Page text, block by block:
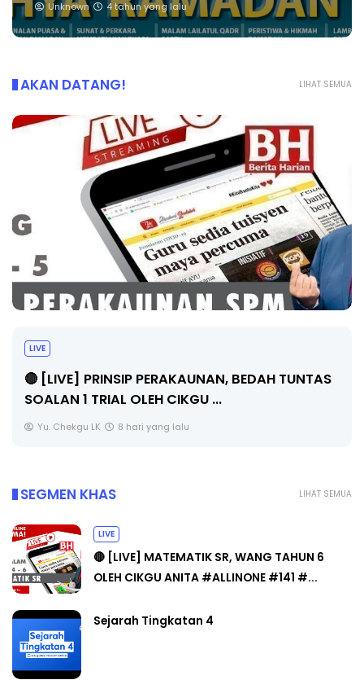
Unknown 4 tahun yang lalu
LIHAT SEMUA
AKAN DATANG!
BICARA PROFESIONAL 8 : TIMBALAN KETUA
PENGARAH PENDIDIKAN MALAYSIA
Unknown 10 hari yang lalu
LIHAT SEMUA
SEGMEN KHAS
LIVE
🔴 [LIVE] MATEMATIK SR, WANG TAHUN 6
OLEH CIKGU ANITA #ALLINONE #141 #...
Sejarah Tingkatan 4